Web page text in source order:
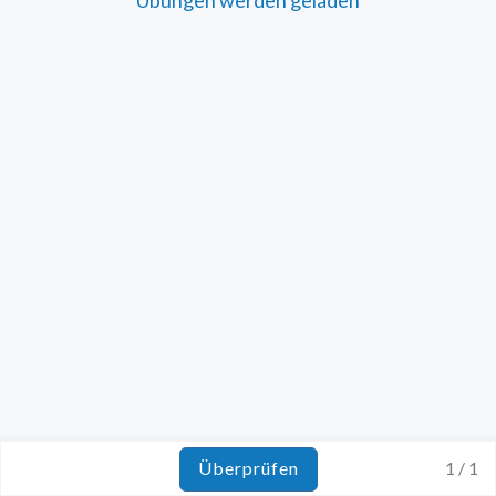
Überprüfen 1 / 1